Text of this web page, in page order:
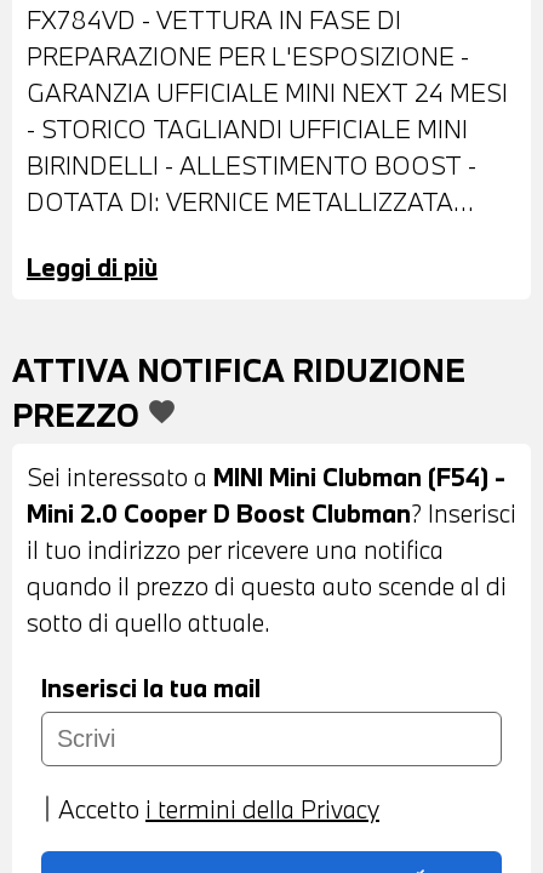
FX784VD - VETTURA IN FASE DI
PREPARAZIONE PER L'ESPOSIZIONE -
GARANZIA UFFICIALE MINI NEXT 24 MESI
- STORICO TAGLIANDI UFFICIALE MINI
BIRINDELLI - ALLESTIMENTO BOOST -
DOTATA DI: VERNICE METALLIZZATA
17" - FENDINEBBIA - RETROVISORI
PARCHEGGIO POSTERIORI - COMFORT
ACCESS SYSTEM - INTERNI IN STOFFA
PELLE A TRE RAZZE CON COMANDI
MULTIFUNZIONE - CRUISE CONTROL -
CAMBIO AUTOMATICO - CLIMATIZZATORE
AUTOMATICO BIZONA - LED RING -
BRACCIOLO ANTERIORE - ACTIVE GUARD
- USB - BLUETOOTH - POSSIBILITA' DI
PROVA - POSSIBILITA' DI PERMUTA -
POSSIBILITA' DI FINANZIAMENTO ANCHE
Leggi di più
ATTIVA NOTIFICA RIDUZIONE
PREZZO favorite
Sei interessato a MINI Mini Clubman (F54) -
Mini 2.0 Cooper D Boost Clubman? Inserisci
il tuo indirizzo per ricevere una notifica
quando il prezzo di questa auto scende al di
sotto di quello attuale.
Inserisci la tua mail
Accetto i termini della Privacy